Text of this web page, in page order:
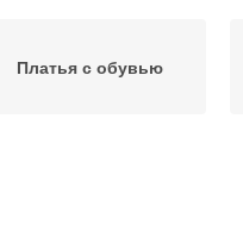
Платья с обувью